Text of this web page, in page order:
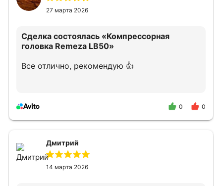
27 марта 2026
Сделка состоялась «Компрессорная
головка Remeza LB50»
Все отлично, рекомендую 👍
0 0
Дмитрий
14 марта 2026